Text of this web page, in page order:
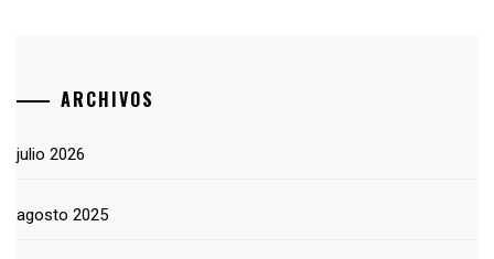
ARCHIVOS
julio 2026
agosto 2025